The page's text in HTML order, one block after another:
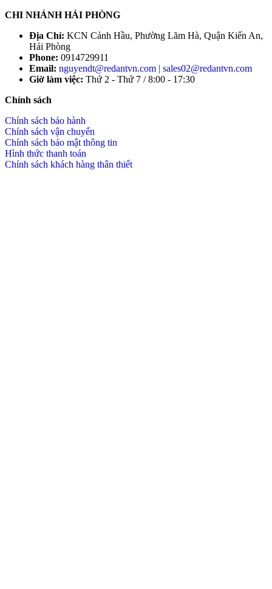
CHI NHÁNH HẢI PHÒNG
Địa Chỉ: KCN Cảnh Hầu, Phường Lãm Hà, Quận Kiến An,
Hải Phòng
Phone: 0914729911
Email: nguyendt@redantvn.com | sales02@redantvn.com
Giờ làm việc: Thứ 2 - Thứ 7 / 8:00 - 17:30
Chính sách
Chính sách bảo hành
Chính sách vận chuyển
Chính sách bảo mật thông tin
Hình thức thanh toán
Chính sách khách hàng thân thiết